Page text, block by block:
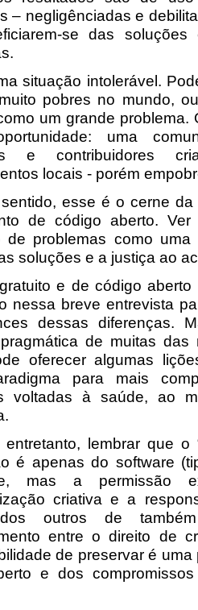
– negligênciadas e
se das soluções
situação intolerável.
pobres no mundo,
um grande
uma
e contribuidores
locais - porém
esse é o cerne
de código aberto.
de problemas como
soluções e a justiça ao
e de código
nessa breve entrevista
dessas diferenças.
de muitas
oferecer algumas
para mais
voltadas à saúde, ao
lembrar que o
é apenas do software
mas a permissão
criativa e a
outros de
entre o direito de
de preservar é
e dos